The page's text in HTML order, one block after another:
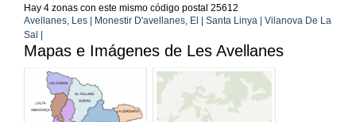
Hay 4 zonas con este mismo código postal 25612
Avellanes, Les | Monestir D'avellanes, El | Santa Linya | Vilanova De La
Sal |
Mapas e Imágenes de Les Avellanes